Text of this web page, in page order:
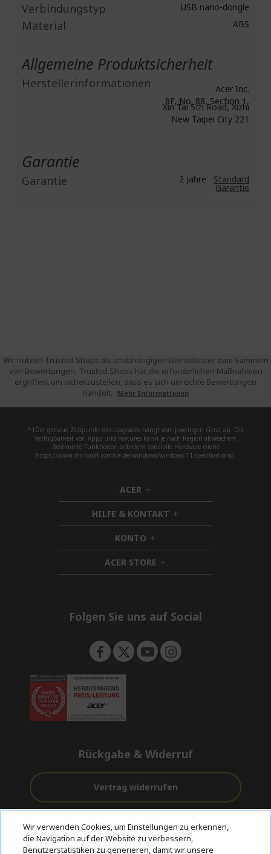
Verbindungstyp USB nano-dongle
Material ABS
Allgemeine Produktsicherheit
Herstellerinformationen
Acer Inc.
8F, No. 88, Section 1,
Xin Tai 5th Road, Xizhi
New Taipei City 221
Garantie
Garantie 2 Jahre Standard
Garantie
Wir nutzen Trusted Shops als unabhängigen Dienstleister zum Sammeln
von Bewertungen. Trusted Shops hat die erforderlichen Maßnahmen
ergriffen, um sicherzustellen, dass es sich um echte Bewertungen
handelt.
Mehr Informationen
*1Der genaue Zeitpunkt des Upgrades hängt vom jeweiligen Gerät ab. Die
Verfügbarkeit von Apps und Features kann je nach Region abweichen.
Bestimmte Funktionen erfordern spezielle Hardware (siehe
https://www.microsoft.com/de-de/windows/windows-11-specifications).
ACER h
i
d
d
e
n
HILFE & KONTAKT h
i
d
n
KONTO h
i
d
d
ACER STORE h
i
e
Folgen Sie uns auf Social
Rückgabe & Widerruf
Vertrag widerrufen
Kostenloser
Versand
vor und nach
dem Kauf
Sichere
Zahlungsoptionen
Wir verwenden Cookies, um Einstellungen zu erkennen,
die Navigation auf der Website zu verbessern,
Benutzerstatistiken zu generieren, damit wir unsere